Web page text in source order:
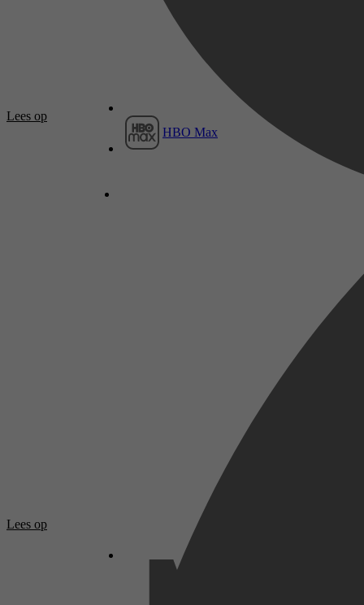
HBO Max
Lees op
Lees op